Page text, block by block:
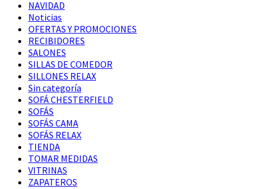
NAVIDAD
Noticias
OFERTAS Y PROMOCIONES
RECIBIDORES
SALONES
SILLAS DE COMEDOR
SILLONES RELAX
Sin categoría
SOFÁ CHESTERFIELD
SOFÁS
SOFÁS CAMA
SOFÁS RELAX
TIENDA
TOMAR MEDIDAS
VITRINAS
ZAPATEROS